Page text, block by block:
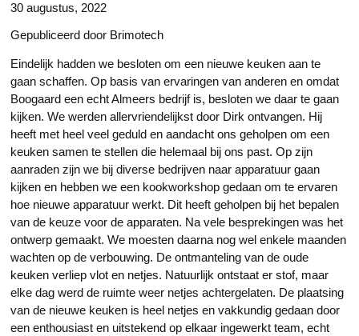
30 augustus, 2022
Gepubliceerd door Brimotech
Eindelijk hadden we besloten om een nieuwe keuken aan te
gaan schaffen. Op basis van ervaringen van anderen en omdat
Boogaard een echt Almeers bedrijf is, besloten we daar te gaan
kijken. We werden allervriendelijkst door Dirk ontvangen. Hij
heeft met heel veel geduld en aandacht ons geholpen om een
keuken samen te stellen die helemaal bij ons past. Op zijn
aanraden zijn we bij diverse bedrijven naar apparatuur gaan
kijken en hebben we een kookworkshop gedaan om te ervaren
hoe nieuwe apparatuur werkt. Dit heeft geholpen bij het bepalen
van de keuze voor de apparaten. Na vele besprekingen was het
ontwerp gemaakt. We moesten daarna nog wel enkele maanden
wachten op de verbouwing. De ontmanteling van de oude
keuken verliep vlot en netjes. Natuurlijk ontstaat er stof, maar
elke dag werd de ruimte weer netjes achtergelaten. De plaatsing
van de nieuwe keuken is heel netjes en vakkundig gedaan door
een enthousiast en uitstekend op elkaar ingewerkt team, echt